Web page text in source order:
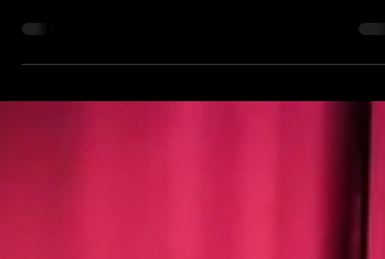
Oro” con el flamenco continua en este